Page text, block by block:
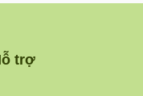
trợ